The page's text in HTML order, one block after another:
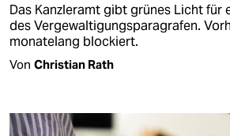
Das Kanzleramt gibt grünes Licht für
des Vergewaltigungsparagrafen.
monatelang blockiert.
Von Christian Rath